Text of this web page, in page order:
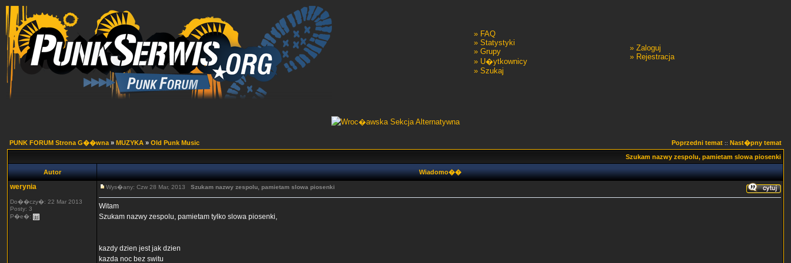
» FAQ
» Statystyki
» Grupy
» U�ytkownicy
» Szukaj
» Zaloguj
» Rejestracja
PUNK FORUM Strona G��wna » MUZYKA » Old Punk Music Poprzedni temat :: Nast�pny temat
Szukam nazwy zespolu, pamietam slowa piosenki
Autor Wiadomo��
werynia
Do��czy�: 22 Mar 2013
Posty: 3
P�e�:
Wys�any: Czw 28 Mar, 2013 Szukam nazwy zespolu, pamietam slowa piosenki
Witam
Szukam nazwy zespolu, pamietam tylko slowa piosenki,
kazdy dzien jest jak dzien
kazda noc bez switu